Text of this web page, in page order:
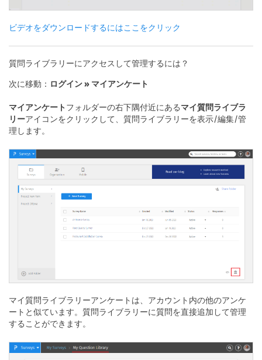
ビデオをダウンロードするにはここをクリック
質問ライブラリーにアクセスして管理するには？
次に移動： ログイン » マイアンケート
マイアンケート フォルダーの右下隅付近にあるマイ質問ライブラ
リーアイコンをクリックして、質問ライブラリーを表示/編集/管
理します。
マイ質問ライブラリーアンケートは、アカウント内の他のアンケ
ートと似ています。質問ライブラリーに質問を直接追加して管理
することができます。